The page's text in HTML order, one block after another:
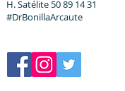
H. Satélite 50 89 14 31
#DrBonillaArcaute